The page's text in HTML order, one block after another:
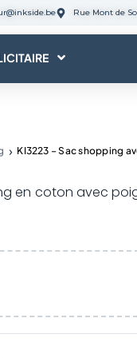
Rue Mont de
KI3223 – Sac shopping
en coton avec